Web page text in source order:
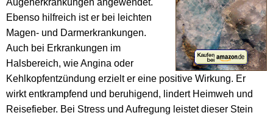
Ebenso hilfreich ist er bei leichten
Magen- und Darmerkrankungen.
Auch bei Erkrankungen im
Halsbereich, wie Angina oder
Kehlkopfentzündung erzielt er eine positive Wirkung. Er
wirkt entkrampfend und beruhigend, lindert Heimweh und
Reisefieber. Bei Stress und Aufregung leistet dieser Stein